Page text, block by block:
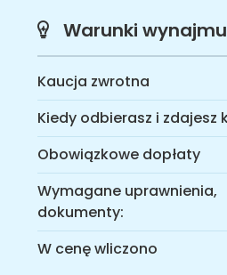
Warunki wynajmu
Kaucja zwrotna
Kiedy odbierasz i zdajesz
Obowiązkowe dopłaty
Wymagane uprawnienia,
dokumenty:
W cenę wliczono